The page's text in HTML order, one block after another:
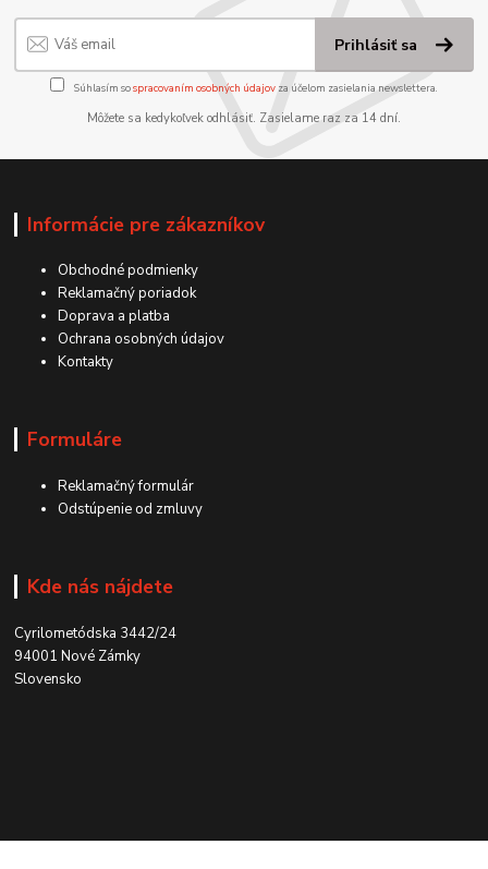
Prihlásiť sa
Súhlasím sospracovaním osobných údajov za účelom zasielania newslettera.
Môžete sa kedykoľvek odhlásiť. Zasielame raz za 14 dní.
Informácie pre zákazníkov
Obchodné podmienky
Reklamačný poriadok
Doprava a platba
Ochrana osobných údajov
Kontakty
Formuláre
Reklamačný formulár
Odstúpenie od zmluvy
Kde nás nájdete
Cyrilometódska 3442/24
94001 Nové Zámky
Slovensko